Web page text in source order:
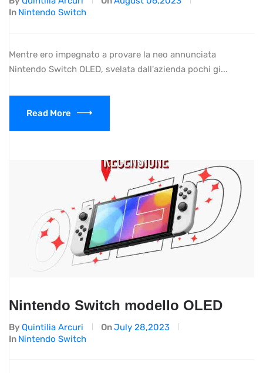
In Nintendo Switch
Mentre ero impegnato a provare la neo annunciata
Nintendo Switch OLED, svelata dall'azienda pochi gi...
Read More
Nintendo Switch modello OLED
By Quintilia Arcuri OnJuly 28,2023
In Nintendo Switch